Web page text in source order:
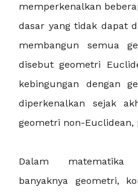
memperkenalkan
dasar yang tidak dapat
membangun semua
disebut geometri
kebingungan dengan
diperkenalkan sejak
geometri non-Euclidean,
Dalam matematika
banyaknya geometri,